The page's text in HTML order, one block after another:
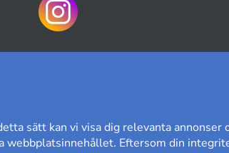
sätt kan vi visa dig relevanta annonser
webbplatsinnehållet. Eftersom din